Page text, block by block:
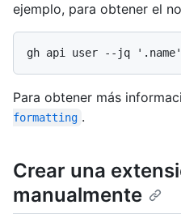
ejemplo, para obtener el
Para obtener más
formatting .
Crear una
manualmente